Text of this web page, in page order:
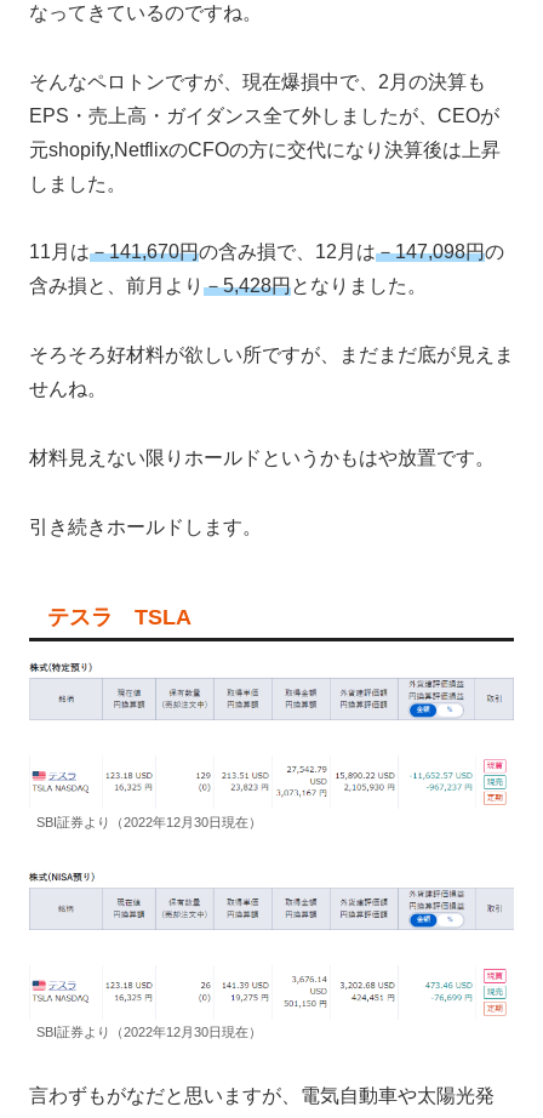
なってきているのですね。
そんなペロトンですが、現在爆損中で、2月の決算も
EPS・売上高・ガイダンス全て外しましたが、CEOが
元shopify,NetflixのCFOの方に交代になり決算後は上昇
しました。
11月は－141,670円の含み損で、12月は－147,098円の
含み損と、前月より －5,428円となりました。
そろそろ好材料が欲しい所ですが、まだまだ底が見えま
せんね。
材料見えない限りホールドというかもはや放置です。
引き続きホールドします。
テスラ TSLA
SBI証券より（2022年12月30日現在）
SBI証券より（2022年12月30日現在）
言わずもがなだと思いますが、電気自動車や太陽光発